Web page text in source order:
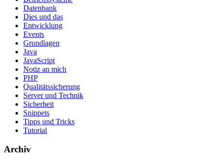
Datenbank
Dies und das
Entwicklung
Events
Grundlagen
Java
JavaScript
Notiz an mich
PHP
Qualitätssicherung
Server und Technik
Sicherheit
Snippets
Tipps und Tricks
Tutorial
Archiv